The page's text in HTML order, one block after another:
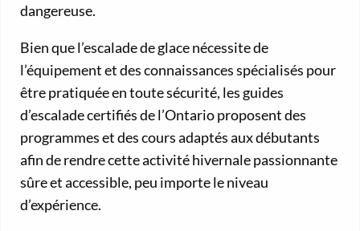
dangereuse.
Bien que l’escalade de glace nécessite de
l’équipement et des connaissances spécialisés pour
être pratiquée en toute sécurité, les guides
d’escalade certifiés de l’Ontario proposent des
programmes et des cours adaptés aux débutants
afin de rendre cette activité hivernale passionnante
sûre et accessible, peu importe le niveau
d’expérience.